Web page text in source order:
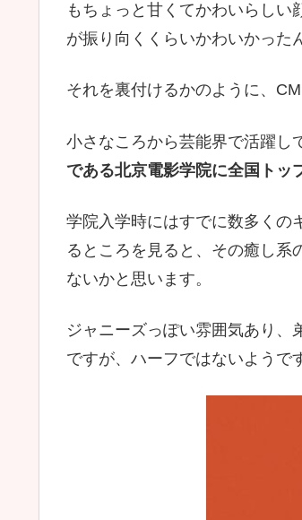
もちょっと甘くてかわいらしい
が振り向くくらいかわいかった
それを裏付けるかのように、
小さなころから芸能界で活躍し
である北京電影学院に全国トッ
学院入学時にはすでに数多くの
るところを見ると、その癒し系
ないかと思います。
ジャニーズっぽい雰囲気あり、
ですが、ハーフではないようで